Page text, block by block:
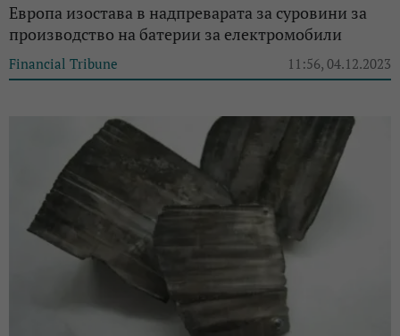
Европа изостава в надпреварата за суровини за
производство на батерии за електромобили
Financial Tribune 11:56, 04.12.2023